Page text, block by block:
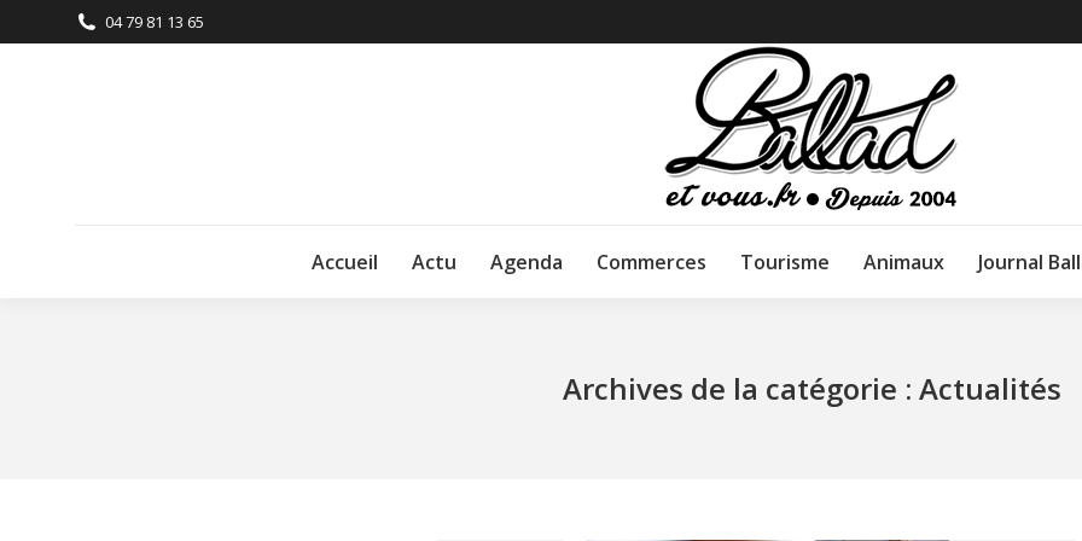
04 79 81 13 65
Accueil Actu Agenda Commerces Tourisme Animaux Journal
Archives de la catégorie : Actualités